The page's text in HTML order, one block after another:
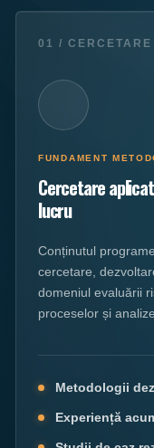
01 / CERCETARE
FUNDAMENT
Cercetare
lucru
Conținutul
cercetare,
domeniul evaluării
proceselor și
Metodologii
Experiență